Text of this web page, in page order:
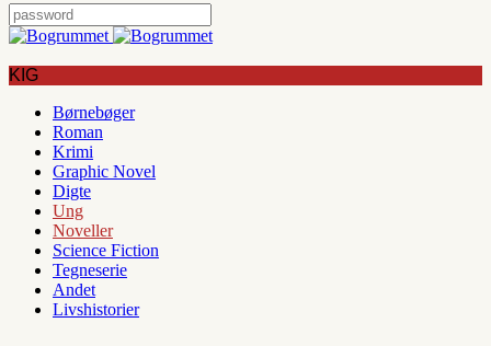
KIG
Børnebøger
Roman
Krimi
Graphic Novel
Digte
Ung
Noveller
Science Fiction
Tegneserie
Andet
Livshistorier